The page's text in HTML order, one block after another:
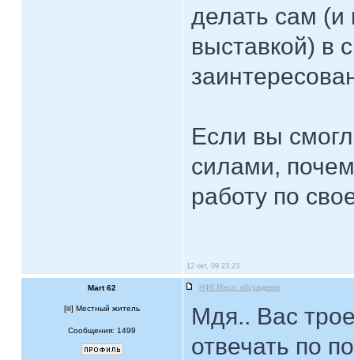
делать сам (и
выставкой) в
Если вы
силами,
работу по
12 окт, 09 23:23
Mart 62 НФК Мiнск: обсуждение
[ ] Местный житель
Сообщения: 1499
Мдя.. Вас
отвечать по